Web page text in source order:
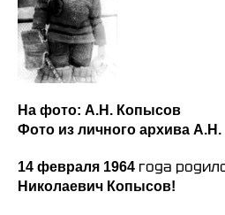
На фото: А.Н. Копысов
Фото из личного архива
14 февраля 1964 года
Николаевич Копысов!